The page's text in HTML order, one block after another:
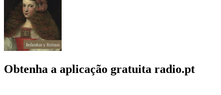
Obtenha a aplicação gratuita radio.pt